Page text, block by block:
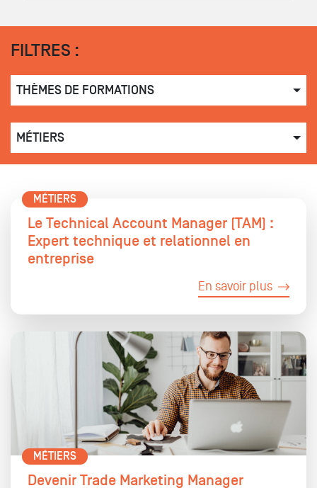
FILTRES :
THÈMES DE FORMATIONS
MÉTIERS
MÉTIERS
Le Technical Account Manager (TAM) :
Expert technique et relationnel en
entreprise
En savoir plus
MÉTIERS
Devenir Trade Marketing Manager